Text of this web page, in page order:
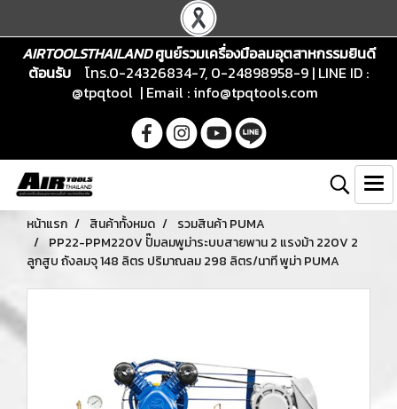
AIRTOOLSTHAILANDศูนย์รวมเครื่องมือลมอุตสาหกรรมยินดี
ต้อนรับ
โทร.0-24326834-7, 0-24898958-9 | LINE ID :
@tpqtool | Email : info@tpqtools.com
หน้าแรก สินค้าทั้งหมด
รวมสินค้า PUMA
PP22-PPM220V ปั๊มลมพูม่าระบบสายพาน 2 แรงม้า 220V 2
ลูกสูบ ถังลมจุ 148 ลิตร ปริมาณลม 298 ลิตร/นาที พูม่า PUMA